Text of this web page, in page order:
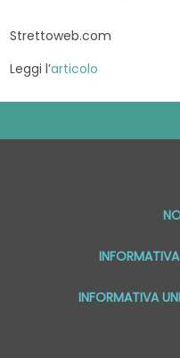
Strettoweb.com
Leggi l’articolo
INFORMATIVA